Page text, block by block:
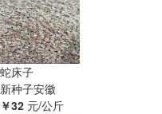
蛇床子
新种子安徽
￥32 元/公斤